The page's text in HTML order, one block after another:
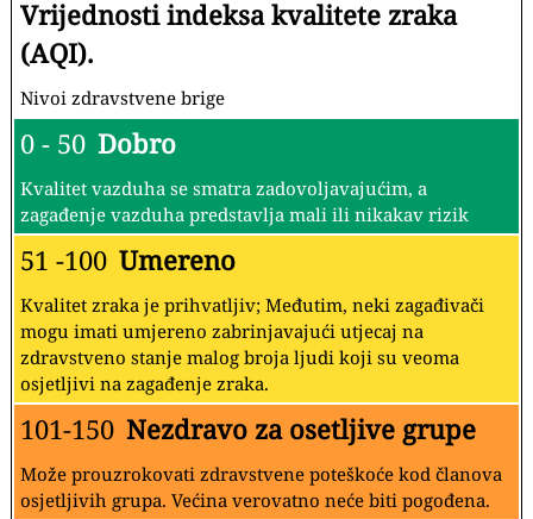
Vrijednosti indeksa kvalitete zraka
(AQI).
Nivoi zdravstvene brige
0 - 50 Dobro
Kvalitet vazduha se smatra zadovoljavajućim, a
zagađenje vazduha predstavlja mali ili nikakav rizik
51 -100 Umereno
Kvalitet zraka je prihvatljiv; Međutim, neki zagađivači
mogu imati umjereno zabrinjavajući utjecaj na
zdravstveno stanje malog broja ljudi koji su veoma
osjetljivi na zagađenje zraka.
101-150 Nezdravo za osetljive grupe
Može prouzrokovati zdravstvene poteškoće kod članova
osjetljivih grupa. Većina verovatno neće biti pogođena.